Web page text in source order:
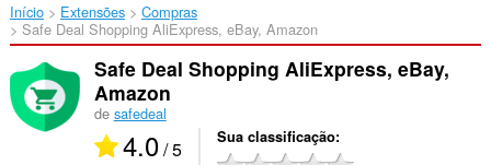
Início Extensões
Compras
Safe Deal Shopping AliExpress, eBay, Amazon‎
Safe Deal Shopping AliExpress, eBay,
Amazon
de safedeal
4.0/ 5 Sua classificação